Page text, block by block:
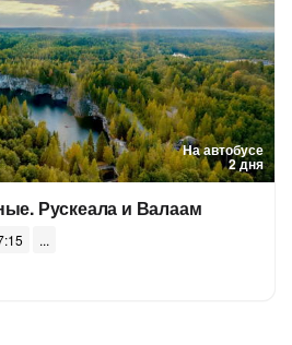
На автобусе
2 дня
Рускеала и Валаам